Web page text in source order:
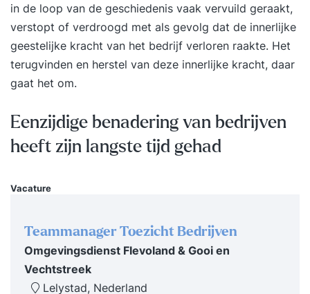
locatie in Nederland met slechts 6 tot 10
deelnemers. Je gaat met diepgaande gerichte
oefeningen je eigen onderzoek aan. Je krijgt
krachtige en effectieve instrumenten aangereikt
om je belemmeringen de baas te kunnen en je
aangereikte tools zijn overal toepasbaar, zowel
op het werk als in je privéleven, om oude bagage
los te laten en nieuwe doelen te
een dynamische training persoonlijke
en begrip, maar vooral de diepgaande directe
ervaring zorgen voor zelfinzicht en verandering.
Er wordt gebruik gemaakt van de meest
toonaangevende methoden zoals o.a.:
in de loop van de geschiedenis vaak vervuild geraakt,
verstopt of verdroogd met als gevolg dat de innerlijke
geestelijke kracht van het bedrijf verloren raakte. Het
terugvinden en herstel van deze innerlijke kracht, daar
gaat het om.
Eenzijdige benadering van bedrijven
heeft zijn langste tijd gehad
Vacature
Teammanager Toezicht Bedrijven
Omgevingsdienst Flevoland & Gooi en
Vechtstreek
Lelystad, Nederland